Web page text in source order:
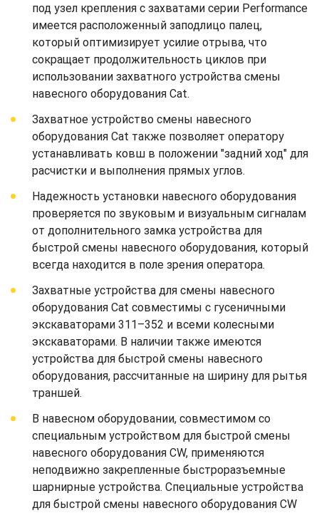
под узел крепления с захватами серии Performance
имеется расположенный заподлицо палец,
который оптимизирует усилие отрыва, что
сокращает продолжительность циклов при
использовании захватного устройства смены
навесного оборудования Cat.
Захватное устройство смены навесного
оборудования Cat также позволяет оператору
устанавливать ковш в положении "задний ход" для
расчистки и выполнения прямых углов.
Надежность установки навесного оборудования
проверяется по звуковым и визуальным сигналам
от дополнительного замка устройства для
быстрой смены навесного оборудования, который
всегда находится в поле зрения оператора.
Захватные устройства для смены навесного
оборудования Cat совместимы с гусеничными
экскаваторами 311–352 и всеми колесными
экскаваторами. В наличии также имеются
устройства для быстрой смены навесного
оборудования, рассчитанные на ширину для рытья
траншей.
В навесном оборудовании, совместимом со
специальным устройством для быстрой смены
навесного оборудования CW, применяются
неподвижно закрепленные быстроразъемные
шарнирные устройства. Специальные устройства
для быстрой смены навесного оборудования CW